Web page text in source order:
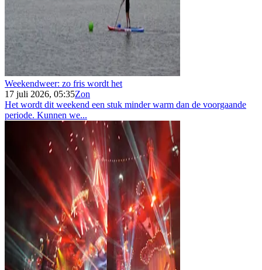
Weekendweer: zo fris wordt het
17 juli 2026, 05:35Zon
Het wordt dit weekend een stuk minder warm dan de voorgaande
periode. Kunnen we...